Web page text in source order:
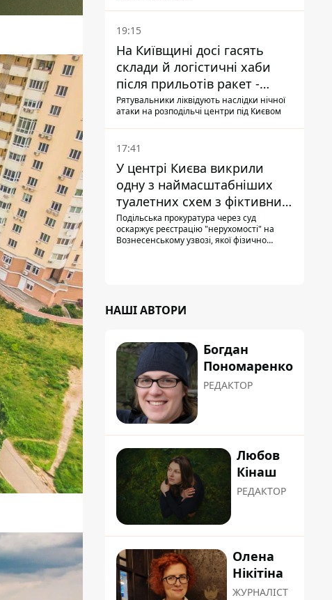
19:15
На Київщині досі гасять
склади й логістичні хаби
після прильотів ракет -
ДСНС
Рятувальники ліквідують наслідки нічної
атаки на розподільчі центри під Києвом
17:41
У центрі Києва викрили
одну з наймасштабніших
туалетних схем з фіктивним
будинком
Подільська прокуратура через суд
оскаржує реєстрацію "нерухомості" на
Вознесенському узвозі, якої фізично
НАШІ АВТОРИ
Богдан
Пономаренко
РЕДАКТОР
Любов
Кінаш
РЕДАКТОР
Олена
Нікітіна
ЖУРНАЛІСТ